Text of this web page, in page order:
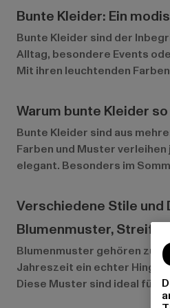
Bunte Kleider: Ein
Bunte Kleider sind der
Alltag, besondere Events
Mit ihren leuchtenden
Warum bunte Kleider
Bunte Kleider sind aus
Farben und Muster
elegant. Besonders im
Verschiedene Stile und
Blumenmuster,
Blumenmuster gehören zu
Jahreszeit ein echter
Diese Muster sind ideal für